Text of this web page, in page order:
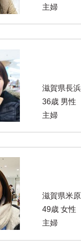
主婦
滋賀県長
36歳 男性
主婦
滋賀県米
49歳 女性
主婦